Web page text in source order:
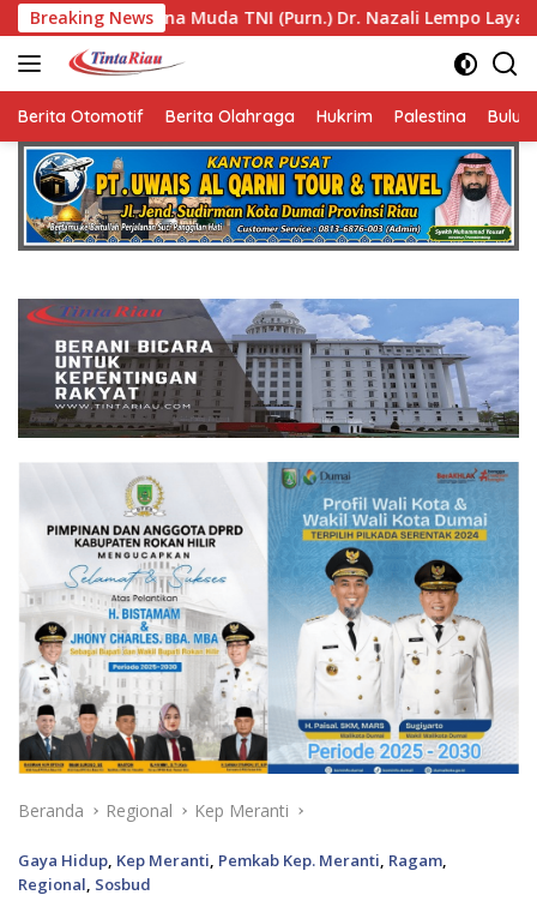
Langsung
ke
konten
Breaking News
TNI (Purn.) Dr. Nazali Lempo Layak Dipertimbangkan
Berita Otomotif Berita Olahraga Hukrim Palestina
Beranda Regional Kep Meranti
Gaya Hidup Kep Meranti Pemkab Kep. Meranti Ragam
Regional Sosbud